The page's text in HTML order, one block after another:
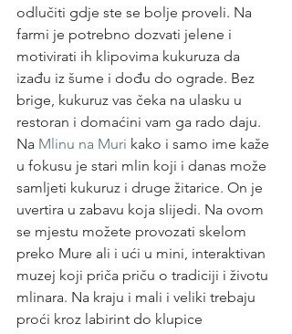
odlučiti gdje ste se bolje proveli. Na
farmi je potrebno dozvati jelene i
motivirati ih klipovima kukuruza da
izađu iz šume i dođu do ograde. Bez
brige, kukuruz vas čeka na ulasku u
restoran i domaćini vam ga rado daju.
Na Mlinu na Muri kako i samo ime kaže
u fokusu je stari mlin koji i danas može
samljeti kukuruz i druge žitarice. On je
uvertira u zabavu koja slijedi. Na ovom
se mjestu možete provozati skelom
preko Mure ali i ući u mini, interaktivan
muzej koji priča priču o tradiciji i životu
mlinara. Na kraju i mali i veliki trebaju
proći kroz labirint do klupice